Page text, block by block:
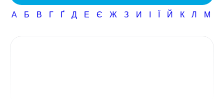
А Б В Г Ґ Д Е Є Ж З И І Ї Й К Л М